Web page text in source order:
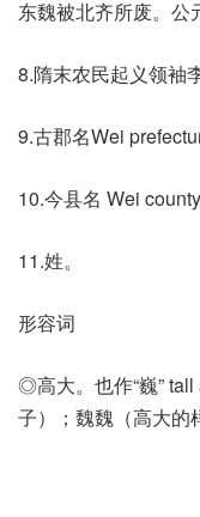
东魏被北齐所废。公
8.隋末农民起义领袖
9.古郡名Wei
10.今县名 Wei
11.姓。
形容词
◎高大。也作“巍”
子）；魏魏（高大的